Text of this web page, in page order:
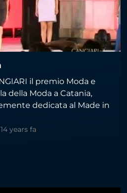
il premio Moda e
della Moda a Catania,
dedicata al Made in
14 years fa